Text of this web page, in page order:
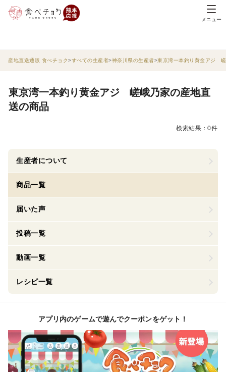
メニュー
産地直送通販 食べチョク すべての生産者 神奈川県の生産者 東京湾一本釣り黄金アジ
東京湾一本釣り黄金アジ 嵯峨乃家の産地直
送の商品
検索結果：0件
生産者について
商品一覧
届いた声
投稿一覧
動画一覧
レシピ一覧
アプリ内のゲームで遊んでクーポンをゲット！